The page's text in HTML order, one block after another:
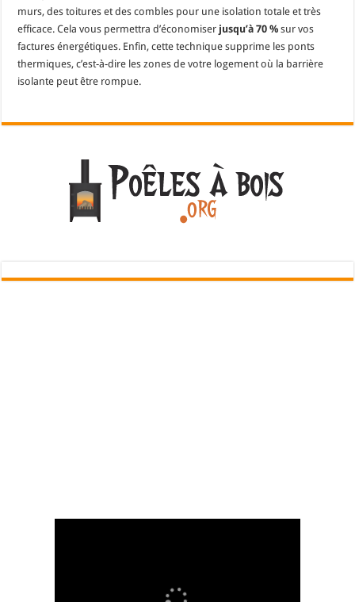
murs, des toitures et des combles pour une isolation totale et très
efficace. Cela vous permettra d’économiser jusqu’à 70 % sur vos
factures énergétiques. Enfin, cette technique supprime les ponts
thermiques, c’est-à-dire les zones de votre logement où la barrière
isolante peut être rompue.